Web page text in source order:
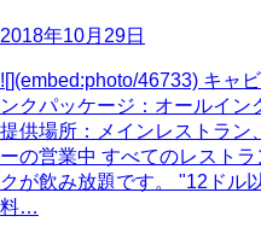
2018年10月29日
![](embed:photo/46733) キャ
ンクパッケージ：オールイ
提供場所：メインレストラン
ーの営業中 すべてのレスト
クが飲み放題です。 "12ドル
料…